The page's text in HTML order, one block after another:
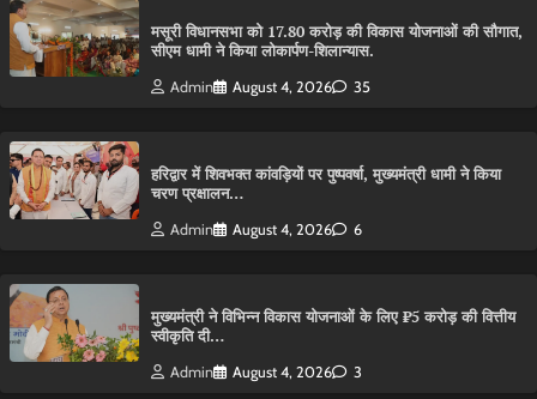
मसूरी विधानसभा को 17.80 करोड़ की विकास योजनाओं की सौगात,
सीएम धामी ने किया लोकार्पण-शिलान्यास.
Admin August 4, 2026 35
हरिद्वार में शिवभक्त कांवड़ियों पर पुष्पवर्षा, मुख्यमंत्री धामी ने किया
चरण प्रक्षालन…
Admin August 4, 2026 6
मुख्यमंत्री ने विभिन्न विकास योजनाओं के लिए ₹5 करोड़ की वित्तीय
स्वीकृति दी…
Admin August 4, 2026 3